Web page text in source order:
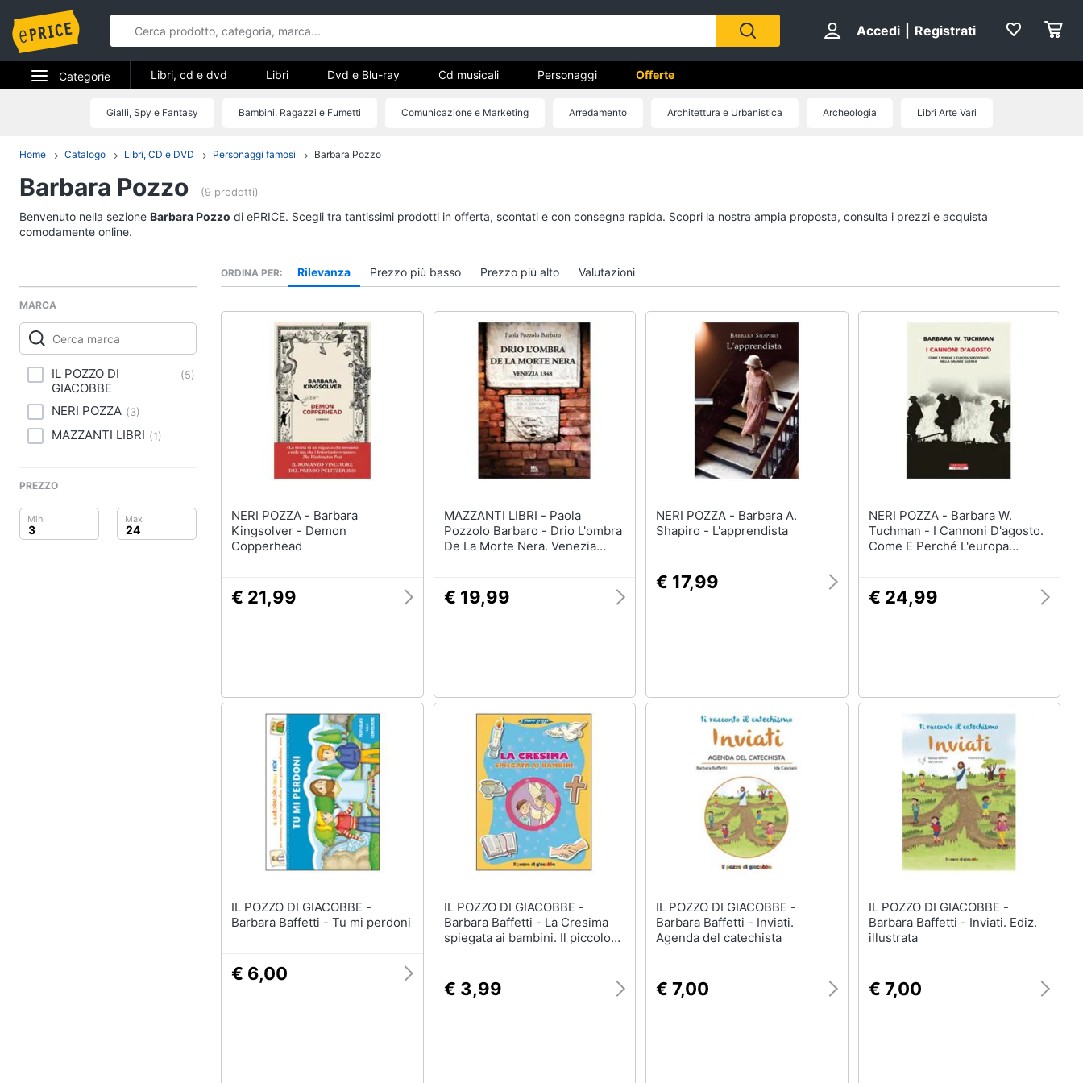
Accedi Registrati
Categorie
Elettrodomestici
Telefonia
Tv e Home Cinema
Videogiochi
Audio e musica
Arredo
Brico e Giardinaggio
Beauty
Giocattoli
Libri, cd e dvd
Libri
Architettura
Vedi tutti Vedi tutti Vedi tutti
Libri, cd e dvd Libri Dvd e Blu-ray Cd musicali Personaggi Offerte
Gialli, Spy e Fantasy Bambini, Ragazzi e Fumetti Comunicazione e Marketing Arredamento Architettura e Urbanistica Archeologia Libri Arte Vari
Home Catalogo Libri, CD e DVD Personaggi famosi Barbara Pozzo
Barbara Pozzo (9 prodotti)
Benvenuto nella sezione Barbara Pozzo di ePRICE. Scegli tra tantissimi prodotti in offerta, scontati e con consegna rapida. Scopri la nostra ampia proposta, consulta i prezzi e acquista
comodamente online.
MARCA
IL POZZO DI
GIACOBBE
(5)
NERI POZZA (3)
MAZZANTI LIBRI (1)
PREZZO
ORDINA PER Rilevanza Prezzo più basso Prezzo più alto Valutazioni
NERI POZZA - Barbara
Kingsolver - Demon
Copperhead
€ 21,99
MAZZANTI LIBRI - Paola
Pozzolo Barbaro - Drio L'ombra
De La Morte Nera. Venezia
€ 19,99
NERI POZZA - Barbara A.
Shapiro - L'apprendista
€ 17,99
NERI POZZA - Barbara W.
Tuchman - I Cannoni D'agosto.
Come E Perché L'europa
€ 24,99
IL POZZO DI GIACOBBE -
Barbara Baffetti - Tu mi perdoni
€ 6,00
IL POZZO DI GIACOBBE -
Barbara Baffetti - La Cresima
spiegata ai bambini. Il piccolo
€ 3,99
IL POZZO DI GIACOBBE -
Barbara Baffetti - Inviati.
Agenda del catechista
€ 7,00
IL POZZO DI GIACOBBE -
Barbara Baffetti - Inviati. Ediz.
illustrata
€ 7,00